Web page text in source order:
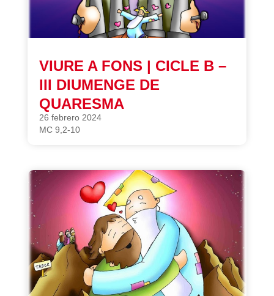
VIURE A FONS | CICLE B –
III DIUMENGE DE
QUARESMA
26 febrero 2024
MC 9,2-10